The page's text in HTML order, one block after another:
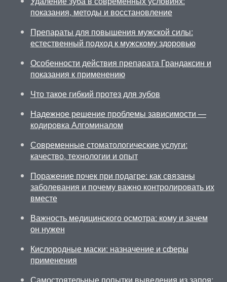
показания, методы и восстановление
Препараты для повышения мужской силы:
естественный подход к мужскому здоровью
Особенности действия препарата Грандаксин и
показания к применению
Что такое гибкий протез для зубов
Надежное решение проблемы зависимости —
кодировка Алгоминалом
Современные стоматологические услуги:
качество, технологии и опыт
Поражение почек при подагре: как связаны
заболевания и почему важно контролировать их
вместе
Важность медицинского осмотра: кому и зачем
он нужен
Кислородные маски: назначение и сферы
применения